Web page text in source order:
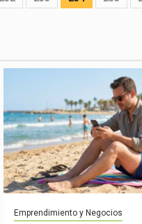
Emprendimiento y Negocios